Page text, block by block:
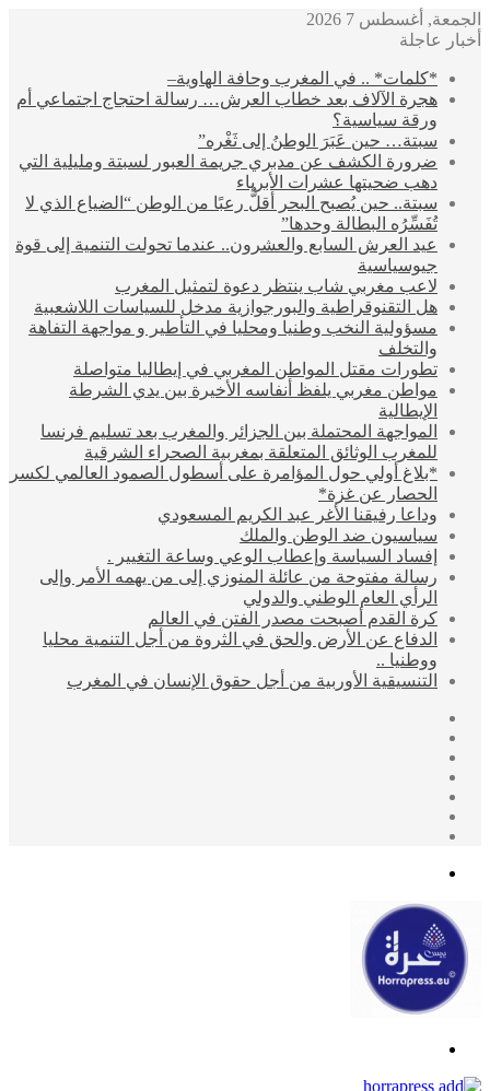
الجمعة, أغسطس 7 2026
أخبار عاجلة
*كلمات* .. في المغرب وحافة الهاوية–
هجرة الآلاف بعد خطاب العرش… رسالة احتجاج اجتماعي أم
ورقة سياسية؟
سبتة… حين عَبَرَ الوطنُ إلى ثَغْره”
ضرورة الكشف عن مدبري جريمة العبور لسبتة ومليلية التي
دهب ضحيتها عشرات الأبرياء
سبتة.. حين يُصبح البحر أقلُّ رعبًا من الوطن “الضياع الذي لا
تُفَسِّرُه البطالة وحدها”
عيد العرش السابع والعشرون.. عندما تحولت التنمية إلى قوة
جيوسياسية
لاعب مغربي شاب ينتظر دعوة لتمثيل المغرب
هل التقنوقراطية والبورجوازية مدخل للسياسات اللاشعبية
مسؤولية النخب وطنيا ومحليا في التأطير و مواجهة التفاهة
والتخلف
تطورات مقتل المواطن المغربي في إيطاليا متواصلة
مواطن مغربي يلفظ أنفاسه الأخيرة بين يدي الشرطة
الإيطالية
المواجهة المحتملة بين الجزائر والمغرب بعد تسليم فرنسا
للمغرب الوثائق المتعلقة بمغربية الصحراء الشرقية
*بلاغ أولي حول المؤامرة على أسطول الصمود العالمي لكسر
الحصار عن غزة*
وداعا رفيقنا الأغر عبد الكريم المسعودي
سياسيون ضد الوطن والملك
إفساد السياسة وإعطاب الوعي وساعة التغيير .
رسالة مفتوحة من عائلة المنوزي إلى من يهمه الأمر وإلى
الرأي العام الوطني والدولي
كرة القدم أصبحت مصدر الفتن في العالم
الدفاع عن الأرض والحق في الثروة من أجل التنمية محليا
ووطنيا ..
التنسيقية الأوربية من أجل حقوق الإنسان في المغرب